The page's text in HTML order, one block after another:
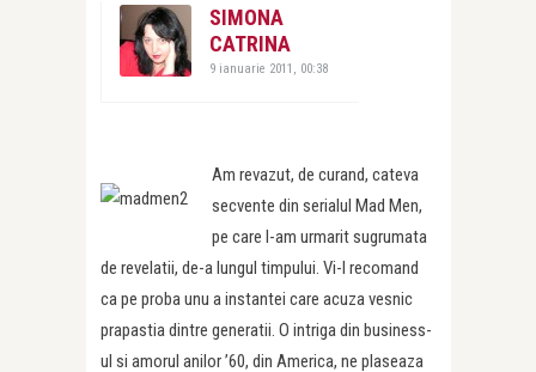
SIMONA
CATRINA
9 ianuarie 2011, 00:38
Am revazut, de curand, cateva
secvente din serialul Mad Men,
pe care l-am urmarit sugrumata
de revelatii, de-a lungul timpului. Vi-l recomand
ca pe proba unu a instantei care acuza vesnic
prapastia dintre generatii. O intriga din business-
ul si amorul anilor ’60, din America, ne plaseaza